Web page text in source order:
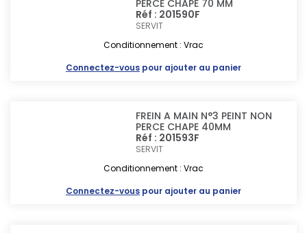
PERCE CHAPE 70 MM
Réf : 201590F
SERVIT
Conditionnement : Vrac
Connectez-vous pour ajouter au panier
FREIN A MAIN N°3 PEINT NON
PERCE CHAPE 40MM
Réf : 201593F
SERVIT
Conditionnement : Vrac
Connectez-vous pour ajouter au panier